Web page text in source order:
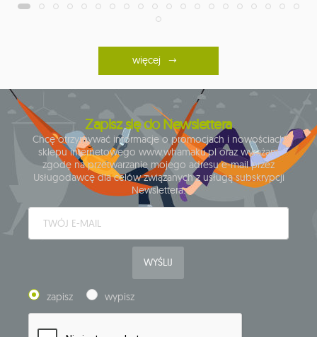
więcej
Zapisz się do Newslettera
Chcę otrzymywać informacje o promocjach i nowościach
sklepu internetowego www.whamaku.pl oraz wyrażam
zgodę na przetwarzanie mojego adresu e-mail przez
Usługodawcę dla celów związanych z usługą subskrypcji
Newslettera.
WYŚLIJ
zapisz wypisz